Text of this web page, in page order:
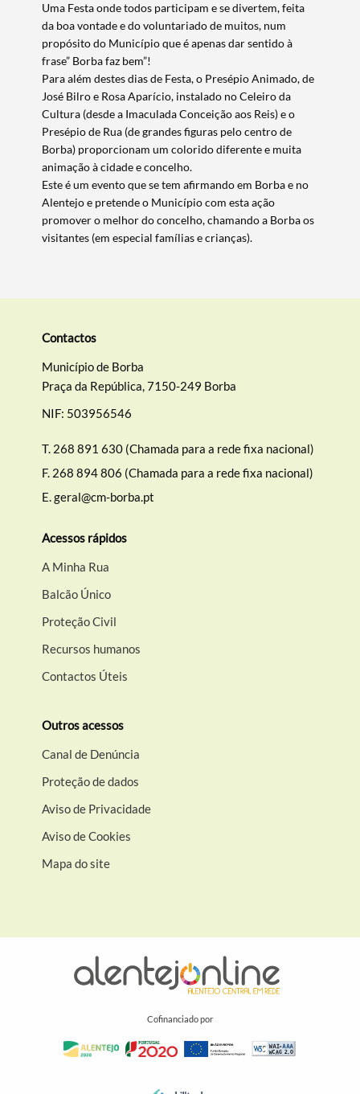
Termo de Pesquisa
Categorias gerais
Uma Festa onde todos participam e se divertem, feita
da boa vontade e do voluntariado de muitos, num
propósito do Município que é apenas dar sentido à
frase” Borba faz bem”!
Para além destes dias de Festa, o Presépio Animado, de
José Bilro e Rosa Aparício, instalado no Celeiro da
Cultura (desde a Imaculada Conceição aos Reis) e o
Presépio de Rua (de grandes figuras pelo centro de
Borba) proporcionam um colorido diferente e muita
animação à cidade e concelho.
Este é um evento que se tem afirmando em Borba e no
Alentejo e pretende o Município com esta ação
promover o melhor do concelho, chamando a Borba os
visitantes (em especial famílias e crianças).
Contactos
Município de Borba
Praça da República, 7150-249 Borba
NIF: 503956546
T. 268 891 630 (Chamada para a rede fixa nacional)
F. 268 894 806 (Chamada para a rede fixa nacional)
E.geral@cm-borba.pt
Acessos rápidos
A Minha Rua
Balcão Único
Proteção Civil
Recursos humanos
Contactos Úteis
Outros acessos
Canal de Denúncia
Proteção de dados
Aviso de Privacidade
Aviso de Cookies
Mapa do site
Cofinanciado por